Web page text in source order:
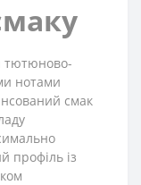
тютюново-
нотами
смак
профіль із